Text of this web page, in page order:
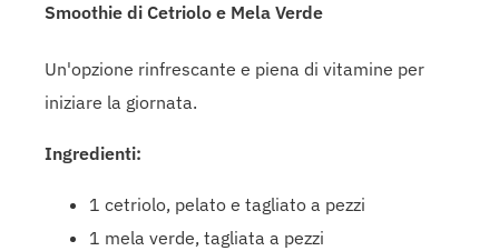
Smoothie di Cetriolo e Mela Verde
Un'opzione rinfrescante e piena di vitamine per
iniziare la giornata.
Ingredienti:
1 cetriolo, pelato e tagliato a pezzi
1 mela verde, tagliata a pezzi